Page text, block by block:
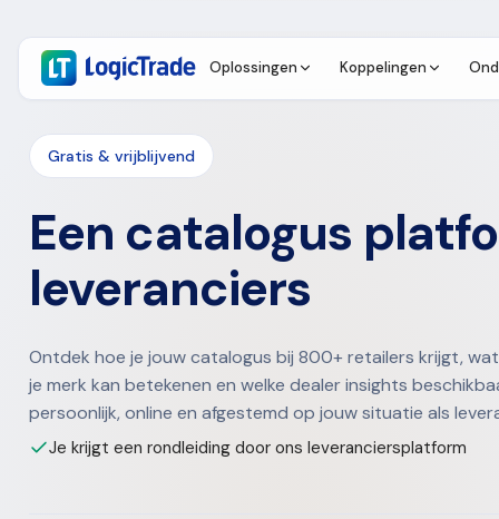
Oplossingen Koppelingen
Gratis & vrijblijvend
Een catalogus
leveranciers
Ontdek hoe je jouw catalogus bij 800+ retailers krijgt,
je merk kan betekenen en welke dealer insights
persoonlijk, online en afgestemd op jouw situatie als
Je krijgt een rondleiding door ons leveranciersplatform